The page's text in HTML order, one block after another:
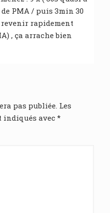
de PMA / puis 3min 30
revenir rapidement
, ça arrache bien
pas publiée. Les
indiqués avec *